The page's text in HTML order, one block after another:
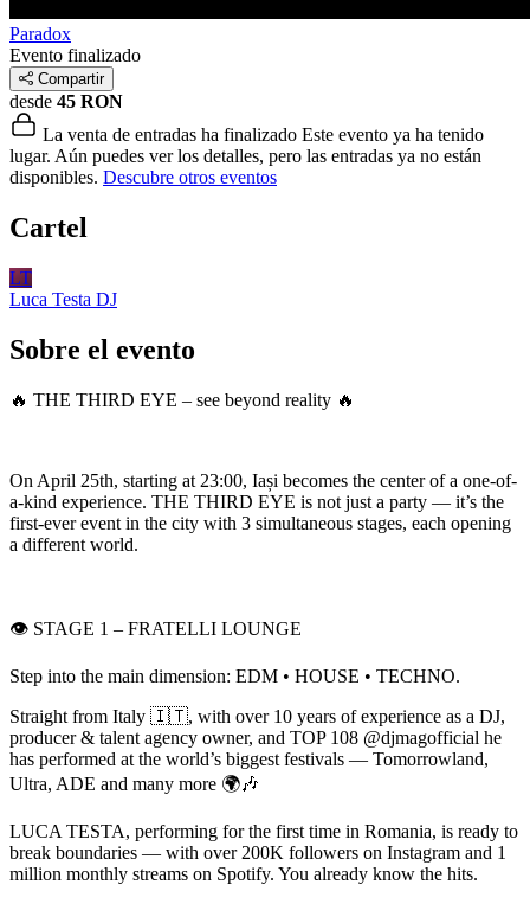
Paradox
Evento finalizado
Compartir
desde 45 RON
La venta de entradas ha finalizado Este evento ya ha tenido
lugar. Aún puedes ver los detalles, pero las entradas ya no están
disponibles. Descubre otros eventos
Cartel
LT
Luca Testa DJ
Sobre el evento
🔥 THE THIRD EYE – see beyond reality 🔥
On April 25th, starting at 23:00, Iași becomes the center of a one-of-
a-kind experience. THE THIRD EYE is not just a party — it’s the
first-ever event in the city with 3 simultaneous stages, each opening
a different world.
👁️ STAGE 1 – FRATELLI LOUNGE
Step into the main dimension: EDM • HOUSE • TECHNO.
Straight from Italy 🇮🇹, with over 10 years of experience as a DJ,
producer & talent agency owner, and TOP 108 @djmagofficial he
has performed at the world’s biggest festivals — Tomorrowland,
Ultra, ADE and many more 🌍🎶
LUCA TESTA, performing for the first time in Romania, is ready to
break boundaries — with over 200K followers on Instagram and 1
million monthly streams on Spotify. You already know the hits.